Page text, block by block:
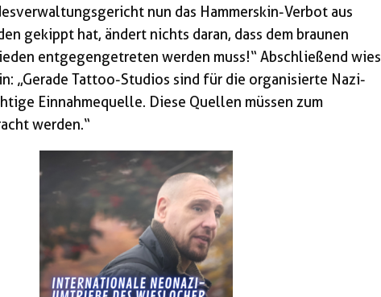
nun das Hammerskin-Verbot aus
gekippt hat, ändert nichts daran, dass dem braunen
entgegengetreten werden muss!“ Abschließend wies
„Gerade Tattoo-Studios sind für die organisierte Nazi-
Einnahmequelle. Diese Quellen müssen zum
werden.“